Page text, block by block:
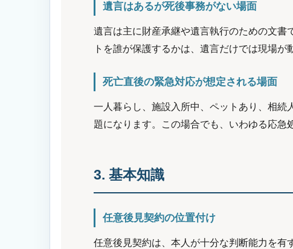
遺言はあるが死後事務がない場面
遺言は主に財産承継や遺言執行のための文書
トを誰が保護するかは、遺言だけでは現場が
死亡直後の緊急対応が想定される場面
一人暮らし、施設入所中、ペットあり、相続
題になります。この場合でも、いわゆる応急
3. 基本知識
任意後見契約の位置付け
任意後見契約は、本人が十分な判断能力を